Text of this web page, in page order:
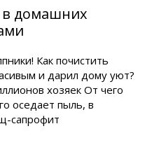
в домашних
Как почистить
и дарил дому уют?
хозяек От чего
оседает пыль, в
сапрофит